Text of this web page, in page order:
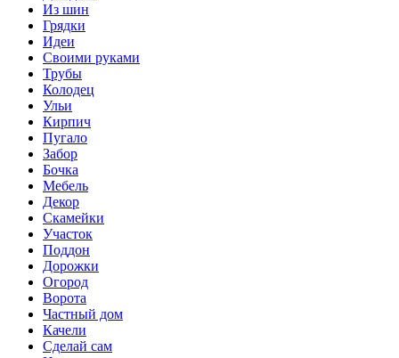
Из шин
Грядки
Идеи
Своими руками
Трубы
Колодец
Ульи
Кирпич
Пугало
Забор
Бочка
Мебель
Декор
Скамейки
Участок
Поддон
Дорожки
Огород
Ворота
Частный дом
Качели
Сделай сам